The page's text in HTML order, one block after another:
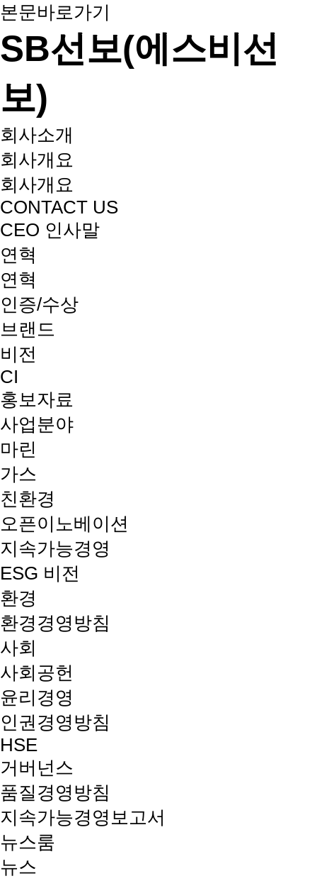
본문바로가기
SB선보(에스비선
보)
회사소개
회사개요
회사개요
CONTACT US
CEO 인사말
연혁
연혁
인증/수상
브랜드
비전
CI
홍보자료
사업분야
마린
가스
친환경
오픈이노베이션
지속가능경영
ESG 비전
환경
환경경영방침
사회
사회공헌
윤리경영
인권경영방침
HSE
거버넌스
품질경영방침
지속가능경영보고서
뉴스룸
뉴스